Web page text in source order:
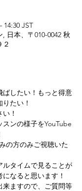
14:30 JST
日本、〒010-0042 秋
２
ばしたい！もっと得意
たい！
！
ンの様子をYouTube
の方のみご視聴いた
ルタイムで見ることが
なると思います！
来ますので、ご質問等